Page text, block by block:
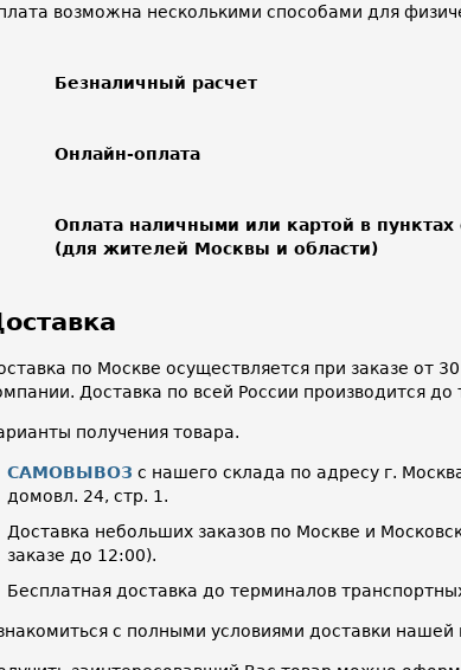
возможна несколькими способами для
Безналичный расчет
Онлайн-оплата
Оплата наличными или картой в
(для жителей Москвы и области)
по Москве осуществляется при заказе от
Доставка по всей России производится
получения товара.
САМОВЫВОЗ с нашего склада по адресу г.
домовл. 24, стр. 1.
Доставка небольших заказов по Москве и
заказе до 12:00).
Бесплатная доставка до терминалов
с полными условиями доставки